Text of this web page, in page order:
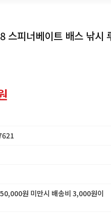
스피너베이트 배스 낚시
원 미만시 배송비 3,000원이